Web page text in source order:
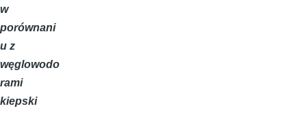
w
porównani
u z
węglowodo
rami
kiepski